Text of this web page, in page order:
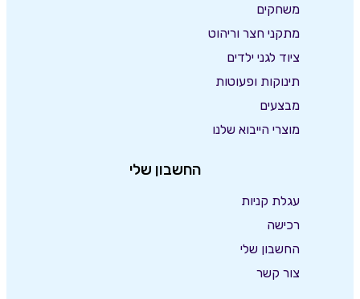
משחקים
מתקני חצר וריהוט
ציוד לגני ילדים
תינוקות ופעוטות
מבצעים
מוצרי הייבוא שלנו
החשבון שלי
עגלת קניות
רכישה
החשבון שלי
צור קשר